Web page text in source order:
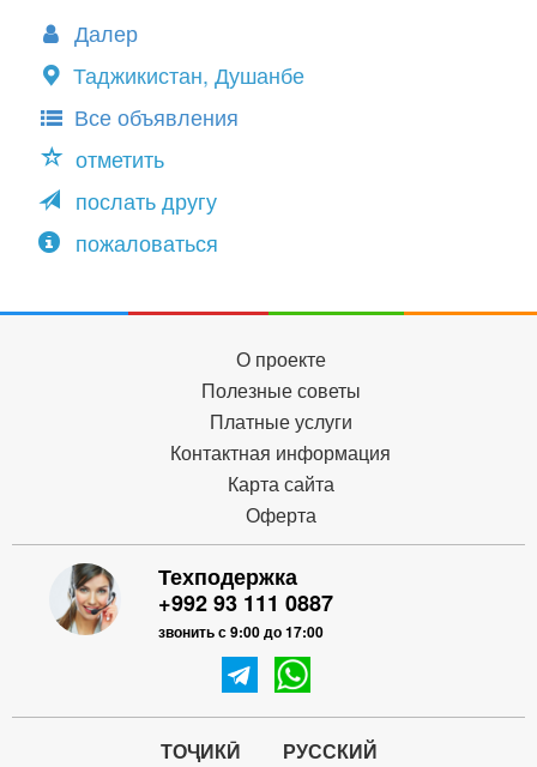
Далер
Таджикистан, Душанбе
Все объявления
отметить
послать другу
пожаловаться
О проекте
Полезные советы
Платные услуги
Контактная информация
Карта сайта
Оферта
Техподержка
+992 93 111 0887
звонить с 9:00 до 17:00
ТОҶИКӢ РУССКИЙ